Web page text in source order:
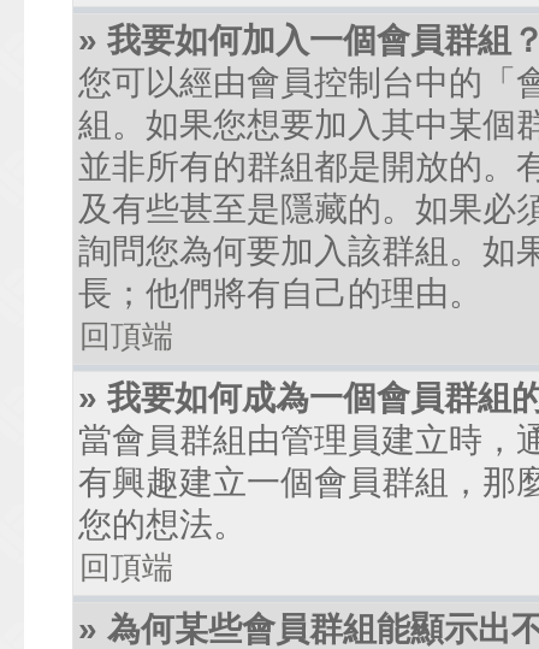
» 我要如何加入一個會員群組
您可以經由會員控制台中的「
組。如果您想要加入其中某個
並非所有的群組都是開放的。
及有些甚至是隱藏的。如果必
詢問您為何要加入該群組。如
長；他們將有自己的理由。
回頂端
» 我要如何成為一個會員群組
當會員群組由管理員建立時，
有興趣建立一個會員群組，那
您的想法。
回頂端
» 為何某些會員群組能顯示出